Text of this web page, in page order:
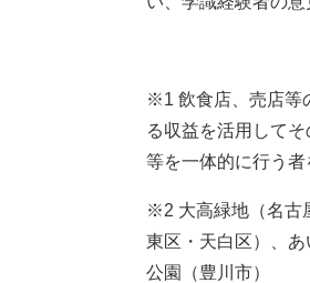
※1 飲食店、売店等
る収益を活用して
等を一体的に行う
※2 大高緑地（名古
東区・天白区）、
公園（豊川市）